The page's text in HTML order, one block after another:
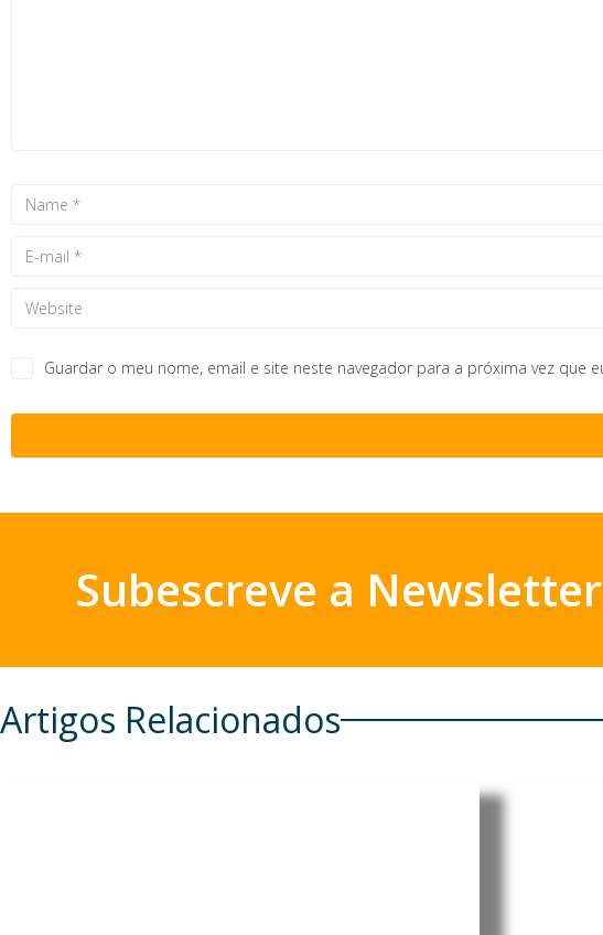
Guardar o meu nome, email e site neste navegador para a próxima vez que
Subescreve a Newsletter
Artigos Relacionados